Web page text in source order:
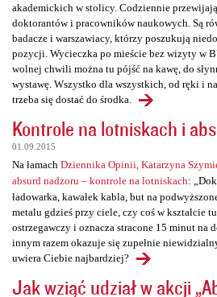
akademickich w stolicy. Codziennie
doktorantów i pracowników naukowych. Są
badacze i warszawiacy, którzy poszukują
pozycji. Wycieczka po mieście bez wizyty w
wolnej chwili można tu pójść na kawę, do
wystawę. Wszystko dla wszystkich, od ręki i
trzeba się dostać do środka.
Kontrole na lotniskach i
01.09.2015
Na łamach Dziennika Opinii, Katarzyna
absurd nadzoru – kontrole na lotniskach:
ładowarka, kawałek kabla, but na
metalu gdzieś przy ciele, czy coś w kształcie
ostrzegawczy i oznacza stracone 15 minut na
innym razem okazuje się zupełnie
uwiera Ciebie najbardziej?
Jak wziąć udział w akcji